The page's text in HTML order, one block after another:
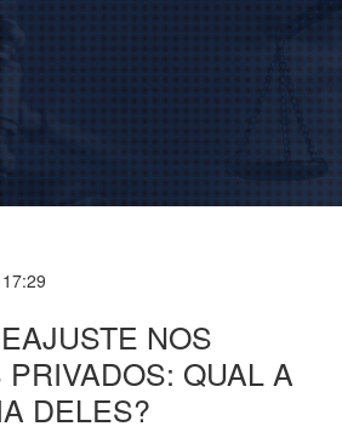
NOS
PRIVADOS: QUAL A
DELES?
de Atuação